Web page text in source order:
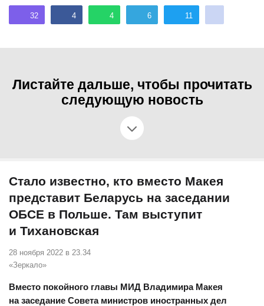
32 4 4 6 11
Листайте дальше, чтобы прочитать
следующую новость